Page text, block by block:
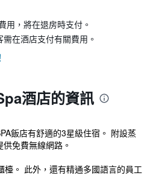
用，將在退房時支付。
在酒店支付有關費用。
酒店的資訊
飯店有舒適的3星級住宿。 附設蒸
免費無線網路。
。 此外，還有精通多國語言的員工